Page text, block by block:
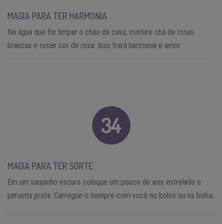
MAGIA PARA TER HARMONIA
Na água que for limpar o chão da casa, misture chá de rosas
brancas e rosas cor de rosa. Isso trará harmonia e amor.
MAGIA PARA TER SORTE
Em um saquinho escuro coloque um pouco de anis estrelado e
pimenta preta. Carregue-o sempre com você no bolso ou na bolsa.